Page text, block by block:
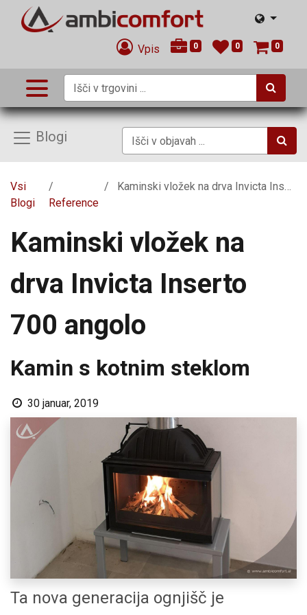
Vpis 0 0 0
Blogi
Vsi
Blogi
Reference
Kaminski vložek na drva Invicta Inserto 700 angolo
Kaminski vložek na
drva Invicta Inserto
700 angolo
Kamin s kotnim steklom
30 januar, 2019
Ta nova generacija ognjišč je